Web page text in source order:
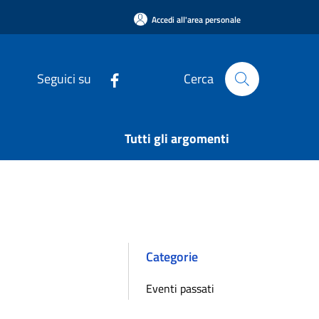
Accedi all'area personale
Seguici su Cerca
Tutti gli argomenti
Categorie
Eventi passati